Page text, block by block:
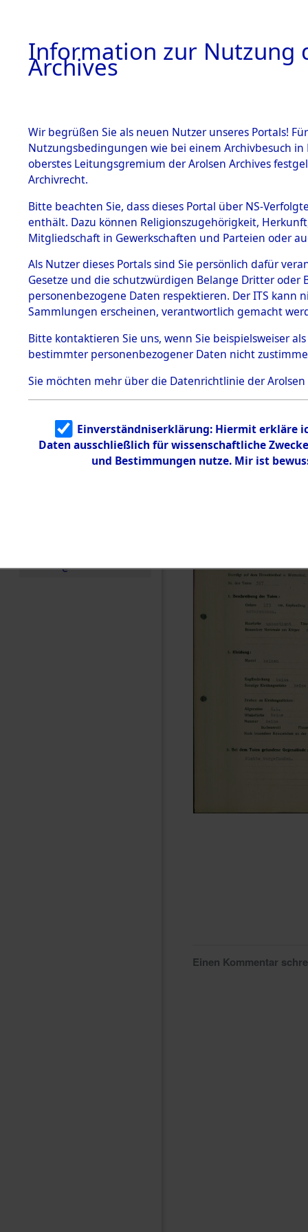
BESTÄNDE
1.
mente
5. Verschiedenes
5.3
Todesmärsche
5.3.1 Alliierte
Erhebungen
zu
Todesmärsch
en
5.3.2
Identifizierun
g
5.3.3
Todesmärsch
e
auf dem
zur
Roding)
Leben
0002
Einen Kommentar
Information zur Nutzung
Archives
Wir begrüßen Sie als neuen Nutzer unseres Portals!
Nutzungsbedingungen wie bei einem Archivbesuch
oberstes Leitungsgremium der Arolsen Archives
Archivrecht.
Bitte beachten Sie, dass dieses Portal über NS-
enthält. Dazu können Religionszugehörigkeit,
Mitgliedschaft in Gewerkschaften und Parteien oder
Als Nutzer dieses Portals sind Sie persönlich dafür
Gesetze und die schutzwürdigen Belange Dritter
personenbezogene Daten respektieren. Der ITS
Sammlungen erscheinen, verantwortlich gemacht
Bitte kontaktieren Sie uns, wenn Sie beispielsweiser
bestimmter personenbezogener Daten nicht
Sie möchten mehr über die Datenrichtlinie der Arolsen
Einverständniserklärung: Hiermit erkläre
Daten ausschließlich für wissenschaftliche
und Bestimmungen nutze. Mir ist